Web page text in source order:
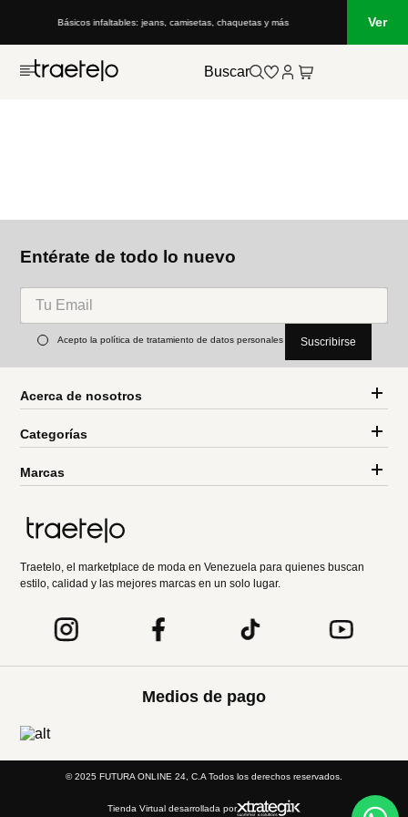
Básicos infaltables: jeans, camisetas, chaquetas y más Ver
Buscar
Entérate de todo lo nuevo
Acepto la política de tratamiento de datos personales Suscribirse
Acerca de nosotros
Categorías
Marcas
Traetelo, el marketplace de moda en Venezuela para quienes buscan
estilo, calidad y las mejores marcas en un solo lugar.
Medios de pago
© 2025 FUTURA ONLINE 24, C.A Todos los derechos reservados.
Tienda Virtual desarrollada por